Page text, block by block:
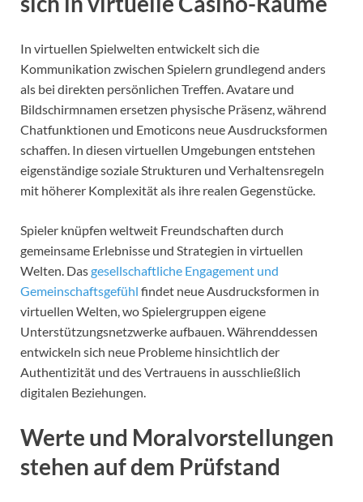
In virtuellen Spielwelten entwickelt sich die
Kommunikation zwischen Spielern grundlegend anders
als bei direkten persönlichen Treffen. Avatare und
Bildschirmnamen ersetzen physische Präsenz, während
Chatfunktionen und Emoticons neue Ausdrucksformen
schaffen. In diesen virtuellen Umgebungen entstehen
eigenständige soziale Strukturen und Verhaltensregeln
mit höherer Komplexität als ihre realen Gegenstücke.
Spieler knüpfen weltweit Freundschaften durch
gemeinsame Erlebnisse und Strategien in virtuellen
Welten. Dasgesellschaftliche Engagement und
Gemeinschaftsgefühl findet neue Ausdrucksformen in
virtuellen Welten, wo Spielergruppen eigene
Unterstützungsnetzwerke aufbauen. Währenddessen
entwickeln sich neue Probleme hinsichtlich der
Authentizität und des Vertrauens in ausschließlich
digitalen Beziehungen.
Werte und Moralvorstellungen
stehen auf dem Prüfstand